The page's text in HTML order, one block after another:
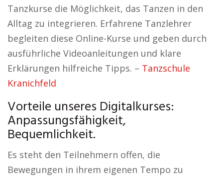
Tanzkurse die Möglichkeit, das Tanzen in den
Alltag zu integrieren. Erfahrene Tanzlehrer
begleiten diese Online-Kurse und geben durch
ausführliche Videoanleitungen und klare
Erklärungen hilfreiche Tipps. – Tanzschule
Kranichfeld
Vorteile unseres Digitalkurses:
Anpassungsfähigkeit,
Bequemlichkeit.
Es steht den Teilnehmern offen, die
Bewegungen in ihrem eigenen Tempo zu